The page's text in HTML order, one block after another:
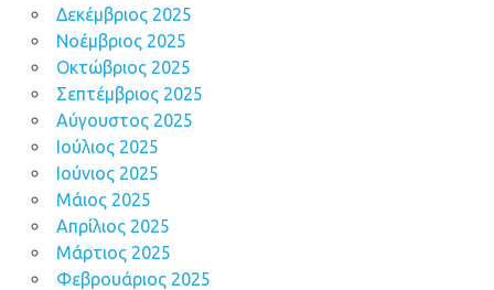
Δεκέμβριος 2025
Νοέμβριος 2025
Οκτώβριος 2025
Σεπτέμβριος 2025
Αύγουστος 2025
Ιούλιος 2025
Ιούνιος 2025
Μάιος 2025
Απρίλιος 2025
Μάρτιος 2025
Φεβρουάριος 2025